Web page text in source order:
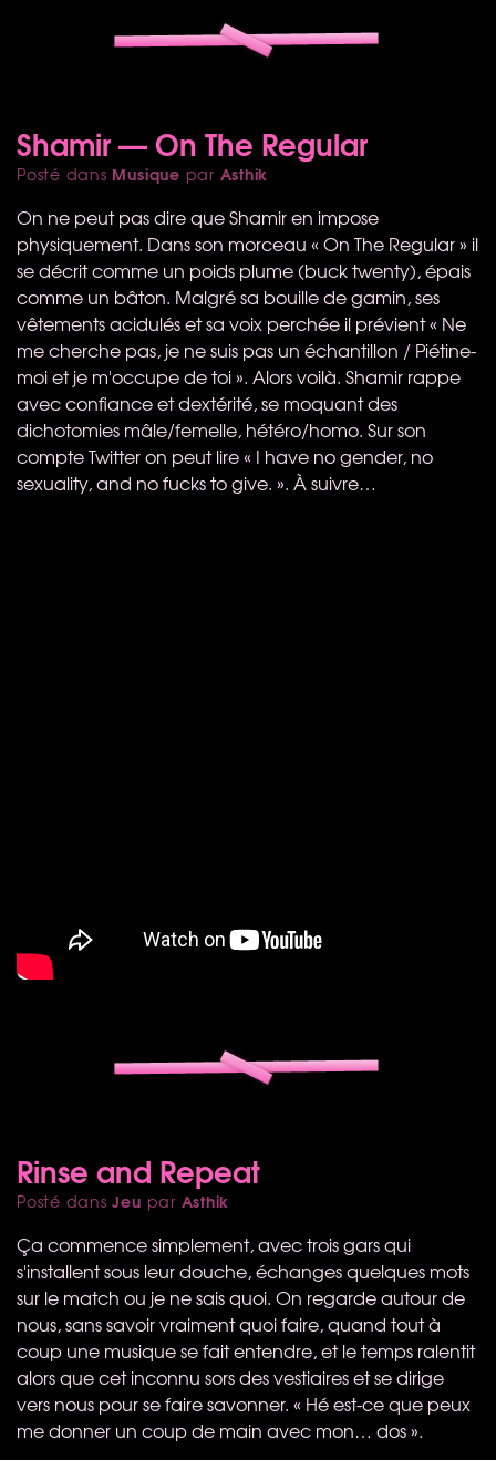
Shamir — On The Regular
Posté dans Musique par Asthik
On ne peut pas dire que Shamir en impose
physiquement. Dans son morceau « On The Regular » il
se décrit comme un poids plume (buck twenty), épais
comme un bâton. Malgré sa bouille de gamin, ses
vêtements acidulés et sa voix perchée il prévient « Ne
me cherche pas, je ne suis pas un échantillon / Piétine-
moi et je m'occupe de toi ». Alors voilà. Shamir rappe
avec confiance et dextérité, se moquant des
dichotomies mâle/femelle, hétéro/homo. Sur son
compte Twitter on peut lire « I have no gender, no
sexuality, and no fucks to give. ». À suivre…
Rinse and Repeat
Posté dansJeu par Asthik
Ça commence simplement, avec trois gars qui
s'installent sous leur douche, échanges quelques mots
sur le match ou je ne sais quoi. On regarde autour de
nous, sans savoir vraiment quoi faire, quand tout à
coup une musique se fait entendre, et le temps ralentit
alors que cet inconnu sors des vestiaires et se dirige
vers nous pour se faire savonner. « Hé est-ce que peux
me donner un coup de main avec mon… dos ».